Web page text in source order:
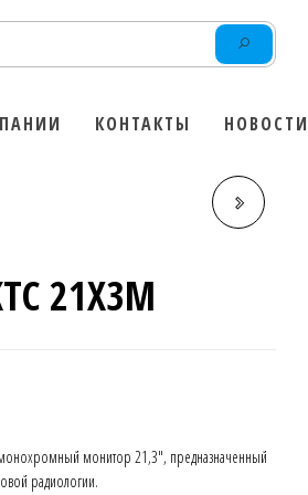
КОНТАКТЫ НОВОСТИ
21X3M
монитор 21,3″, предназначенный
радиологии.